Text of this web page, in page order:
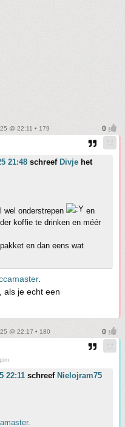
@ 22:11 • 179
21:48 schreef Divje het
wel onderstrepen
en
koffie te drinken en méér
en dan eens wat
.
als je echt een
@ 22:17 • 180
22:11 schreef Nielojram75
.